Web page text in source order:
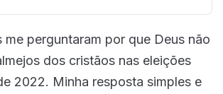
me perguntaram por que Deus não
dos cristãos nas eleições
2022. Minha resposta simples e